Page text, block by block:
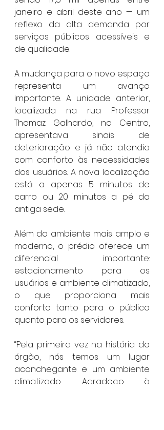
janeiro e abril deste ano — um
reflexo da alta demanda por
serviços públicos acessíveis e
de qualidade.
A mudança para o novo espaço
representa um avanço
importante. A unidade anterior,
localizada na rua Professor
Thomaz Galhardo, no Centro,
apresentava sinais de
deterioração e já não atendia
com conforto às necessidades
dos usuários. A nova localização
está a apenas 5 minutos de
carro ou 20 minutos a pé da
antiga sede.
Além do ambiente mais amplo e
moderno, o prédio oferece um
diferencial importante:
estacionamento para os
usuários e ambiente climatizado,
o que proporciona mais
conforto tanto para o público
quanto para os servidores.
“Pela primeira vez na história do
órgão, nós temos um lugar
aconchegante e um ambiente
climatizado. Agradeço à